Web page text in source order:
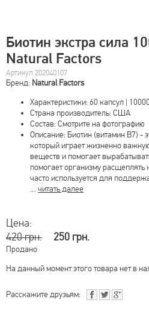
Биотин экстра сила
Natural Factors
Артикул 202040107
Бренд: Natural Factors
Характеристики: 60 капсул |
Страна производитель: США
Состав: Смотрите на фотографию
Описание: Биотин (витамин B7) -
который играет жизненно
веществ и помогает
помогает организму
часто используется для
… читать далее
Цена:
420 грн.
250 грн.
Продано
На данный момент этого товара нет в
Расскажите друзьям: